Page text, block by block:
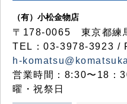
（有）小松金物店
〒178-0065 東京都練
TEL：03-3978-3923 /
h-
営業時間：8:30〜18：
曜・祝祭日